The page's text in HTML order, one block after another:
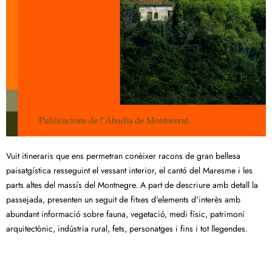
Vuit itineraris que ens permetran conèixer racons de gran bellesa
paisatgística resseguint el vessant interior, el cantó del Maresme i les
parts altes del massís del Montnegre. A part de descriure amb detall la
passejada, presenten un seguit de fitxes d'elements d'interès amb
abundant informació sobre fauna, vegetació, medi físic, patrimoni
arquitectònic, indústria rural, fets, personatges i fins i tot llegendes.